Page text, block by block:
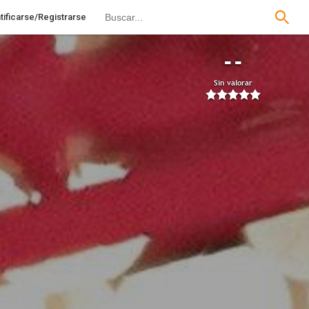
Registrarse
--
Sin valorar